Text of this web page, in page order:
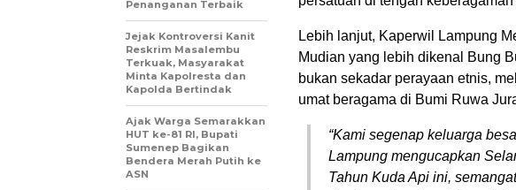
Lebih lanjut, Kaperwil Lampung
Mudian yang lebih dikenal Bung
bukan sekadar perayaan etnis,
umat beragama di Bumi Ruwa
“Kami segenap keluarga
Lampung mengucapkan
Tahun Kuda Api ini,
Penanganan Terbaik
Jejak Kontroversi Kanit
Reskrim Masalembu
Terkuak, Masyarakat
Minta Kapolresta dan
Kapolda Bertindak
Ajak Warga Semarakkan
HUT ke-81 RI, Bupati
Sumenep Bagikan
Bendera Merah Putih ke
ASN